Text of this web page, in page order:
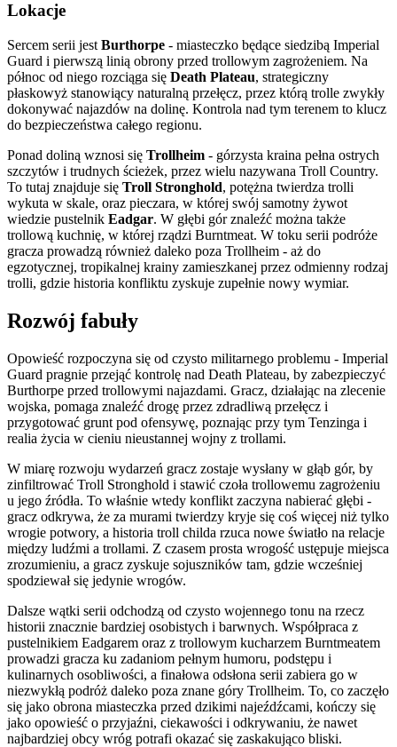
Lokacje
Sercem serii jest Burthorpe - miasteczko będące siedzibą Imperial
Guard i pierwszą linią obrony przed trollowym zagrożeniem. Na
północ od niego rozciąga się Death Plateau, strategiczny
płaskowyż stanowiący naturalną przełęcz, przez którą trolle zwykły
dokonywać najazdów na dolinę. Kontrola nad tym terenem to klucz
do bezpieczeństwa całego regionu.
Ponad doliną wznosi się Trollheim - górzysta kraina pełna ostrych
szczytów i trudnych ścieżek, przez wielu nazywana Troll Country.
To tutaj znajduje się Troll Stronghold, potężna twierdza trolli
wykuta w skale, oraz pieczara, w której swój samotny żywot
wiedzie pustelnik Eadgar. W głębi gór znaleźć można także
trollową kuchnię, w której rządzi Burntmeat. W toku serii podróże
gracza prowadzą również daleko poza Trollheim - aż do
egzotycznej, tropikalnej krainy zamieszkanej przez odmienny rodzaj
trolli, gdzie historia konfliktu zyskuje zupełnie nowy wymiar.
Rozwój fabuły
Opowieść rozpoczyna się od czysto militarnego problemu - Imperial
Guard pragnie przejąć kontrolę nad Death Plateau, by zabezpieczyć
Burthorpe przed trollowymi najazdami. Gracz, działając na zlecenie
wojska, pomaga znaleźć drogę przez zdradliwą przełęcz i
przygotować grunt pod ofensywę, poznając przy tym Tenzinga i
realia życia w cieniu nieustannej wojny z trollami.
W miarę rozwoju wydarzeń gracz zostaje wysłany w głąb gór, by
zinfiltrować Troll Stronghold i stawić czoła trollowemu zagrożeniu
u jego źródła. To właśnie wtedy konflikt zaczyna nabierać głębi -
gracz odkrywa, że za murami twierdzy kryje się coś więcej niż tylko
wrogie potwory, a historia troll childa rzuca nowe światło na relacje
między ludźmi a trollami. Z czasem prosta wrogość ustępuje miejsca
zrozumieniu, a gracz zyskuje sojuszników tam, gdzie wcześniej
spodziewał się jedynie wrogów.
Dalsze wątki serii odchodzą od czysto wojennego tonu na rzecz
historii znacznie bardziej osobistych i barwnych. Współpraca z
pustelnikiem Eadgarem oraz z trollowym kucharzem Burntmeatem
prowadzi gracza ku zadaniom pełnym humoru, podstępu i
kulinarnych osobliwości, a finałowa odsłona serii zabiera go w
niezwykłą podróż daleko poza znane góry Trollheim. To, co zaczęło
się jako obrona miasteczka przed dzikimi najeźdźcami, kończy się
jako opowieść o przyjaźni, ciekawości i odkrywaniu, że nawet
najbardziej obcy wróg potrafi okazać się zaskakująco bliski.